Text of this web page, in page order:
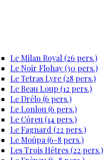
Le Milan Royal (26 pers.)
Le Noir Flohay (30 pers.)
Le Tetras Lyre (28 pers.)
Le Beau Loup (12 pers.)
Le Drêlo (6 pers.)
Le Lonlou (6 pers.)
Le Côreu (14 pers.)
Le Fagnard (22 pers.)
Le Moûpa (6-8 pers.)
Les Trois Hêtres (22 pers.)